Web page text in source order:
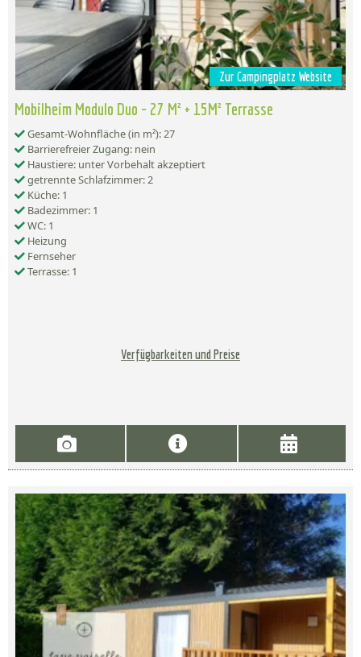
Zur Campingplatz Website
Mobilheim Modulo Duo - 27 M² + 15M² Terrasse
Gesamt-Wohnfläche (in m²): 27
Barrierefreier Zugang: nein
Haustiere: unter Vorbehalt akzeptiert
getrennte Schlafzimmer: 2
Küche: 1
Badezimmer: 1
WC: 1
Heizung
Fernseher
Terrasse: 1
Verfügbarkeiten und Preise